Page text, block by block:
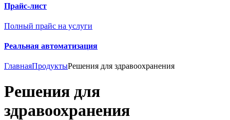
Прайс-лист
Полный прайс на услуги
Реальная автоматизация
ГлавнаяПродуктыРешения для здравоохранения
Решения для
здравоохранения